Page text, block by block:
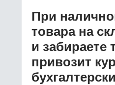
При
товара на
и забираете
привозит